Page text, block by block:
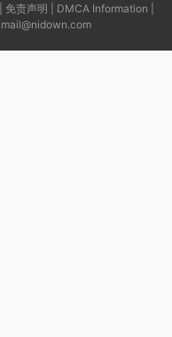
免责声明 DMCA Information
mail@nidown.com